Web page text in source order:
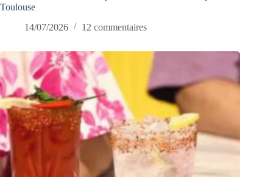
Toulouse
14/07/2026
12 commentaires